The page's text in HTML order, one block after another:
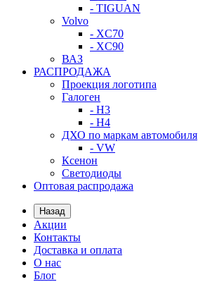
- TIGUAN
Volvo
- XC70
- XC90
ВАЗ
РАСПРОДАЖА
Проекция логотипа
Галоген
- H3
- H4
ДХО по маркам автомобиля
- VW
Ксенон
Светодиоды
Оптовая распродажа
Назад
Акции
Контакты
Доставка и оплата
О нас
Блог